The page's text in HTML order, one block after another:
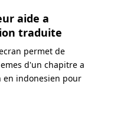
aide a
traduite
permet de
d'un chapitre a
en indonesien pour